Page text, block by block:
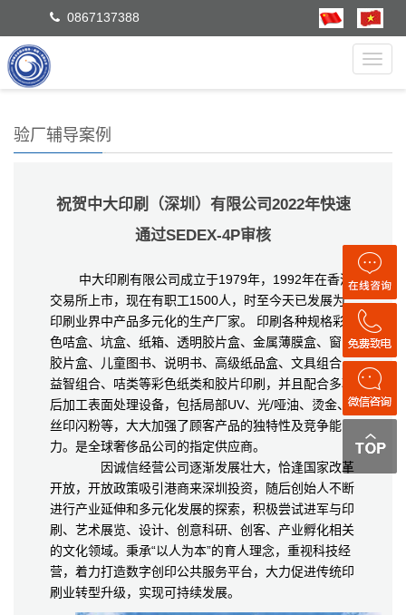
0867137388
验厂辅导案例
祝贺中大印刷（深圳）有限公司2022年快速
通过SEDEX-4P审核
中大印刷有限公司成立于1979年，1992年在香港
交易所上市，现在有职工1500人，时至今天已发展为
印刷业界中产品多元化的生产厂家。 印刷各种规格彩
色咭盒、坑盒、纸箱、透明胶片盒、金属薄膜盒、窗口
胶片盒、儿童图书、说明书、高级纸品盒、文具组合、
益智组合、咭类等彩色纸类和胶片印刷，并且配合多项
后加工表面处理设备，包括局部UV、光/哑油、烫金、
丝印闪粉等，大大加强了顾客产品的独特性及竞争能
力。是全球奢侈品公司的指定供应商。
因诚信经营公司逐渐发展壮大，恰逢国家改革
开放，开放政策吸引港商来深圳投资，随后创始人不断
进行产业延伸和多元化发展的探索，积极尝试进军与印
刷、艺术展览、设计、创意科研、创客、产业孵化相关
的文化领域。秉承“以人为本”的育人理念，重视科技经
营，着力打造数字创印公共服务平台，大力促进传统印
刷业转型升级，实现可持续发展。